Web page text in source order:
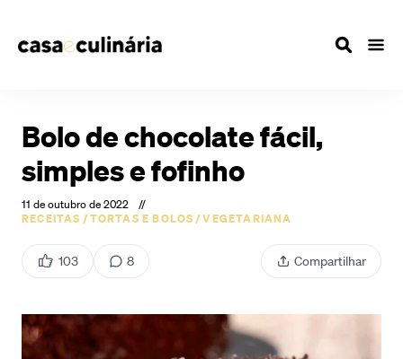
Bolo de chocolate fácil,
simples e fofinho
11 de outubro de 2022
//
RECEITAS /TORTAS E BOLOS/VEGETARIANA
103 8 Compartilhar